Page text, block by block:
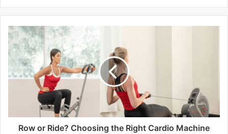
b
s
t
e
Row or Ride? Choosing the Right Cardio Machine